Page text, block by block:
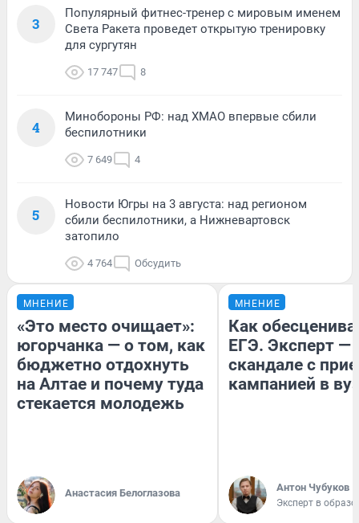
3
Популярный фитнес-тренер с мировым именем
Света Ракета проведет открытую тренировку
для сургутян
17 747 8
4
Минобороны РФ: над ХМАО впервые сбили
беспилотники
7 649 4
5
Новости Югры на 3 августа: над регионом
сбили беспилотники, а Нижневартовск
затопило
4 764 Обсудить
МНЕНИЕ
«Это место очищает»:
югорчанка — о том, как
бюджетно отдохнуть
на Алтае и почему туда
стекается молодежь
Анастасия Белоглазова
МНЕНИЕ
Как
ЕГЭ. Эксперт —
скандале с
кампанией в
Антон Чубуков
Эксперт в